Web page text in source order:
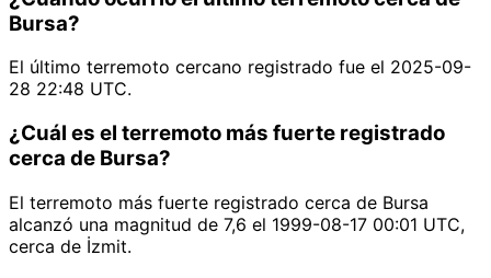
Bursa?
El último terremoto cercano registrado fue el 2025-09-
28 22:48 UTC.
¿Cuál es el terremoto más fuerte registrado
cerca de Bursa?
El terremoto más fuerte registrado cerca de Bursa
alcanzó una magnitud de 7,6 el 1999-08-17 00:01 UTC,
cerca de İzmit.